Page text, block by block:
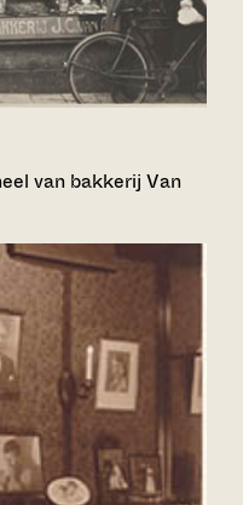
van bakkerij Van